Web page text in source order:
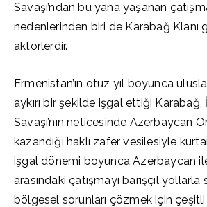
Savaşı’ndan bu yana yaşanan
nedenlerinden biri de Karabağ Klanı
aktörlerdir.
Ermenistan’ın otuz yıl boyunca
aykırı bir şekilde işgal ettiği
Savaşı’nın neticesinde Azerbaycan
kazandığı haklı zafer vesilesiyle
işgal dönemi boyunca Azerbaycan
arasındaki çatışmayı barışçıl
bölgesel sorunları çözmek için çeşitli